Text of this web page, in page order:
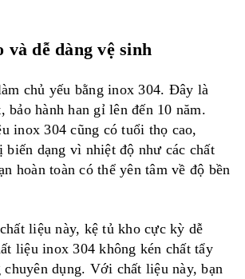
và dễ dàng vệ sinh
chủ yếu bằng inox 304. Đây là
bảo hành han gỉ lên đến 10 năm.
inox 304 cũng có tuổi thọ cao,
biến dạng vì nhiệt độ như các chất
hoàn toàn có thể yên tâm về độ bền
liệu này, kệ tủ kho cực kỳ dễ
liệu inox 304 không kén chất tẩy
chuyên dụng. Với chất liệu này, bạn